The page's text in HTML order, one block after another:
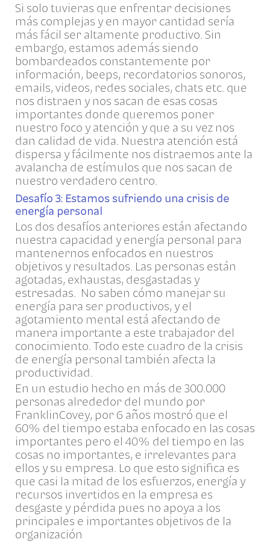
Si solo tuvieras que enfrentar decisiones
más complejas y en mayor cantidad sería
más fácil ser altamente productivo. Sin
embargo, estamos además siendo
bombardeados constantemente por
información, beeps, recordatorios sonoros,
emails, videos, redes sociales, chats etc. que
nos distraen y nos sacan de esas cosas
importantes donde queremos poner
nuestro foco y atención y que a su vez nos
dan calidad de vida. Nuestra atención está
dispersa y fácilmente nos distraemos ante la
avalancha de estímulos que nos sacan de
nuestro verdadero centro.
Desafío 3: Estamos sufriendo una crisis de
energía personal
Los dos desafíos anteriores están afectando
nuestra capacidad y energía personal para
mantenernos enfocados en nuestros
objetivos y resultados. Las personas están
agotadas, exhaustas, desgastadas y
estresadas. No saben cómo manejar su
energía para ser productivos, y el
agotamiento mental está afectando de
manera importante a este trabajador del
conocimiento. Todo este cuadro de la crisis
de energía personal también afecta la
productividad.
En un estudio hecho en más de 300.000
personas alrededor del mundo por
FranklinCovey, por 6 años mostró que el
60% del tiempo estaba enfocado en las cosas
importantes pero el 40% del tiempo en las
cosas no importantes, e irrelevantes para
ellos y su empresa. Lo que esto significa es
que casi la mitad de los esfuerzos, energía y
recursos invertidos en la empresa es
desgaste y pérdida pues no apoya a los
principales e importantes objetivos de la
organización